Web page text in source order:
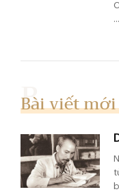
...
Bài viết